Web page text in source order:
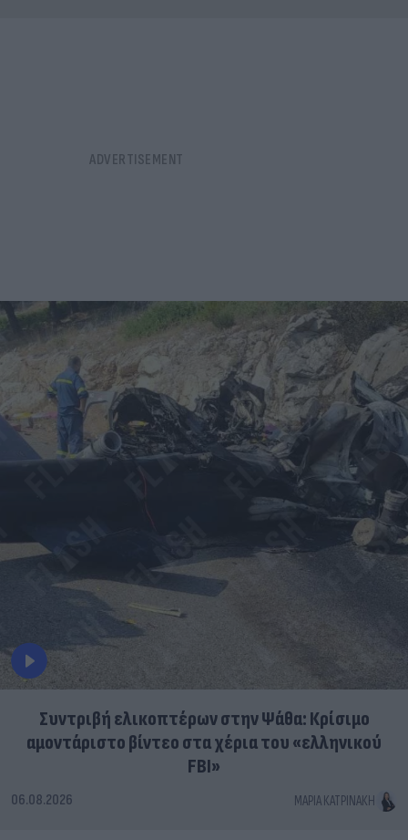
Συντριβή ελικοπτέρων στην Ψάθα: Κρίσιμο
αμοντάριστο βίντεο στα χέρια του «ελληνικού
FBI»
06.08.2026 ΜΑΡΊΑ ΚΑΤΡΙΝΆΚΗ